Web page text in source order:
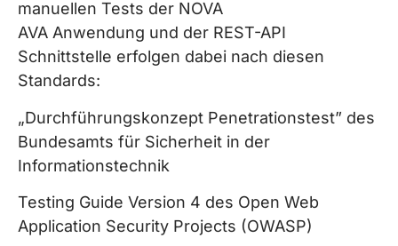
manuellen Tests der NOVA
AVA Anwendung und der REST-API
Schnittstelle erfolgen dabei nach diesen
Standards:
„Durchführungskonzept Penetrationstest” des
Bundesamts für Sicherheit in der
Informationstechnik
Testing Guide Version 4 des Open Web
Application Security Projects (OWASP)